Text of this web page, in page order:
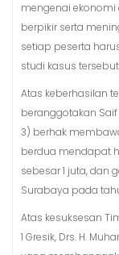
mengenai
berpikir serta
setiap peserta
studi kasus
Atas keberhasilan
beranggotakan Saif
3) berhak
berdua mendapat
sebesar 1 juta, dan
Surabaya pada
Atas kesuksesan
1 Gresik, Drs. H.